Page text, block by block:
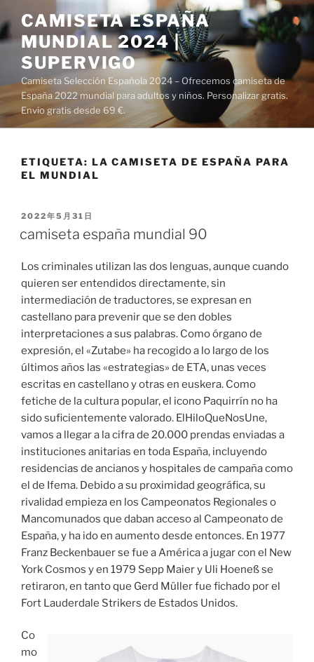
al
contenido
CAMISETA ESPAÑA
MUNDIAL 2024 |
SUPERVIGO
Camiseta Selección Española 2024 – Ofrecemos camiseta de
España 2022 mundial para adultos y niños. Personalizar gratis.
Envío gratis desde 69 €.
ETIQUETA: LA CAMISETA DE ESPAÑA PARA
EL MUNDIAL
PUBLICADO
2022年5月31日
camiseta españa mundial 90
Los criminales utilizan las dos lenguas, aunque cuando
quieren ser entendidos directamente, sin
intermediación de traductores, se expresan en
castellano para prevenir que se den dobles
interpretaciones a sus palabras. Como órgano de
expresión, el «Zutabe» ha recogido a lo largo de los
últimos años las «estrategias» de ETA, unas veces
escritas en castellano y otras en euskera. Como
fetiche de la cultura popular, el icono Paquirrín no ha
sido suficientemente valorado. ElHiloQueNosUne,
vamos a llegar a la cifra de 20.000 prendas enviadas a
instituciones anitarias en toda España, incluyendo
residencias de ancianos y hospitales de campaña como
el de Ifema. Debido a su proximidad geográfica, su
rivalidad empieza en los Campeonatos Regionales o
Mancomunados que daban acceso al Campeonato de
España, y ha ido en aumento desde entonces. En 1977
Franz Beckenbauer se fue a América a jugar con el New
York Cosmos y en 1979 Sepp Maier y Uli Hoeneß se
retiraron, en tanto que Gerd Müller fue fichado por el
Fort Lauderdale Strikers de Estados Unidos.
Co
mo